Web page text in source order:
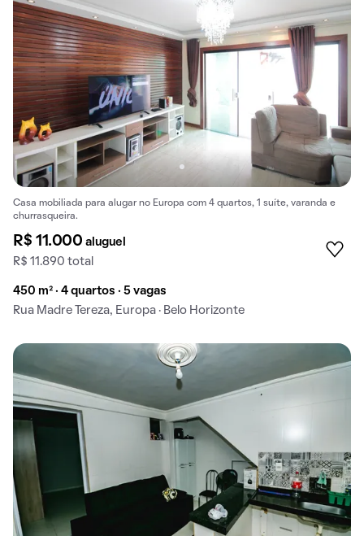
Casa mobiliada para alugar no Europa com 4 quartos, 1 suíte, varanda e
churrasqueira.
R$ 11.000aluguel
R$ 11.890 total
450 m² · 4 quartos · 5 vagas
Rua Madre Tereza, Europa · Belo Horizonte